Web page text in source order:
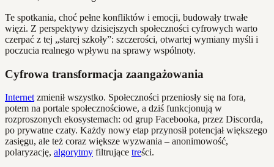
Te spotkania, choć pełne konfliktów i emocji, budowały trwałe
więzi. Z perspektywy dzisiejszych społeczności cyfrowych warto
czerpać z tej „starej szkoły”: szczerości, otwartej wymiany myśli i
poczucia realnego wpływu na sprawy wspólnoty.
Cyfrowa transformacja zaangażowania
Internet zmienił wszystko. Społeczności przeniosły się na fora,
potem na portale społecznościowe, a dziś funkcjonują w
rozproszonych ekosystemach: od grup Facebooka, przez Discorda,
po prywatne czaty. Każdy nowy etap przynosił potencjał większego
zasięgu, ale też coraz większe wyzwania – anonimowość,
polaryzację, algorytmy filtrujące treści.